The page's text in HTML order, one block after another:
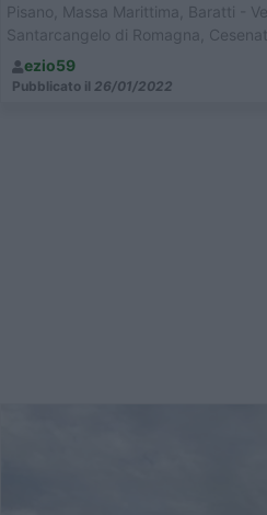
Pisano, Massa Marittima, Baratti -
Santarcangelo di Romagna,
Classe
ezio59
Pubblicato il 26/01/2022